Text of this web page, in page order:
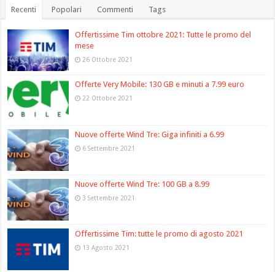
Recenti Popolari Commenti Tags
Offertissime Tim ottobre 2021: Tutte le promo del
mese
26 Ottobre 2021
Offerte Very Mobile: 130 GB e minuti a 7.99 euro
22 Ottobre 2021
Nuove offerte Wind Tre: Giga infiniti a 6.99
6 Settembre 2021
Nuove offerte Wind Tre: 100 GB a 8.99
3 Settembre 2021
Offertissime Tim: tutte le promo di agosto 2021
13 Agosto 2021